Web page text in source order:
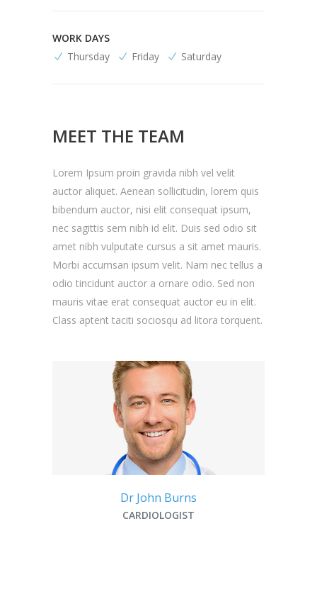
WORK DAYS
Thursday
Friday Saturday
MEET THE TEAM
Lorem Ipsum proin gravida nibh vel velit
auctor aliquet. Aenean sollicitudin, lorem quis
bibendum auctor, nisi elit consequat ipsum,
nec sagittis sem nibh id elit. Duis sed odio sit
amet nibh vulputate cursus a sit amet mauris.
Morbi accumsan ipsum velit. Nam nec tellus a
odio tincidunt auctor a ornare odio. Sed non
mauris vitae erat consequat auctor eu in elit.
Class aptent taciti sociosqu ad litora torquent.
Dr John Burns
CARDIOLOGIST